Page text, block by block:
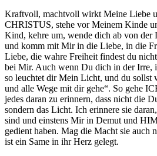
Kraftvoll, machtvoll wirkt Meine Liebe
CHRISTUS, stehe vor Meinem Kinde
Kind, kehre um, wende dich ab von der
und komm mit Mir in die Liebe, in die
Liebe, die wahre Freiheit findest du
bei Mir. Auch wenn Du dich in der Irre,
so leuchtet dir Mein Licht, und du sollst
und alle Wege mit dir gehe“. So gehe
jedes daran zu erinnern, dass nicht die
sondern das Licht. Ich erinnere sie
sind und einstens Mir in Demut und
gedient haben. Mag die Macht sie auch
ist ein Same in ihr Herz gelegt.